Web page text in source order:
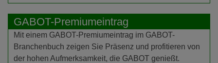
GABOT-Premiumeintrag
Mit einem GABOT-Premiumeintrag im GABOT-
Branchenbuch zeigen Sie Präsenz und profitieren von
der hohen Aufmerksamkeit, die GABOT genießt.